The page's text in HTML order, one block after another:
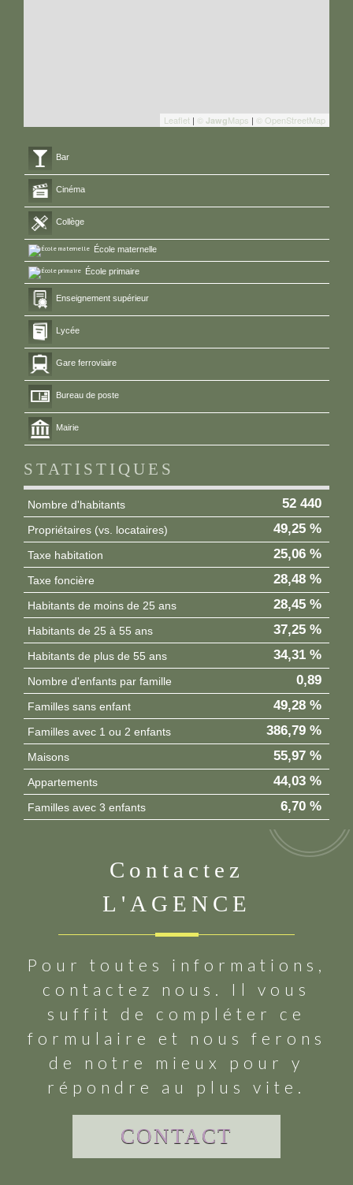
Leaflet | © JawgMaps | © OpenStreetMap
Bar
Cinéma
Collège
École maternelle
École primaire
Enseignement supérieur
Lycée
Gare ferroviaire
Bureau de poste
Mairie
STATISTIQUES
Nombre d'habitants 52 440
Propriétaires (vs. locataires) 49,25 %
Taxe habitation 25,06 %
Taxe foncière 28,48 %
Habitants de moins de 25 ans 28,45 %
Habitants de 25 à 55 ans 37,25 %
Habitants de plus de 55 ans 34,31 %
Nombre d'enfants par famille 0,89
Familles sans enfant 49,28 %
Familles avec 1 ou 2 enfants 386,79 %
Maisons 55,97 %
Appartements 44,03 %
Familles avec 3 enfants 6,70 %
contactez
L'AGENCE
Pour toutes informations,
contactez nous. Il vous
suffit de compléter ce
formulaire et nous ferons
de notre mieux pour y
répondre au plus vite.
CONTACT